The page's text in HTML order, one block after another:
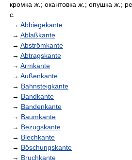
кромка ж. ; окантовка ж. ; опушка ж. ;
с.
→ Abbiegekante
→ Ablaßkante
→ Abströmkante
→ Abtragskante
→ Armkante
→ Außenkante
→ Bahnsteigkante
→ Bandkante
→ Bandenkante
→ Baumkante
→ Bezugskante
→ Blechkante
→ Böschungskante
→ Bruchkante